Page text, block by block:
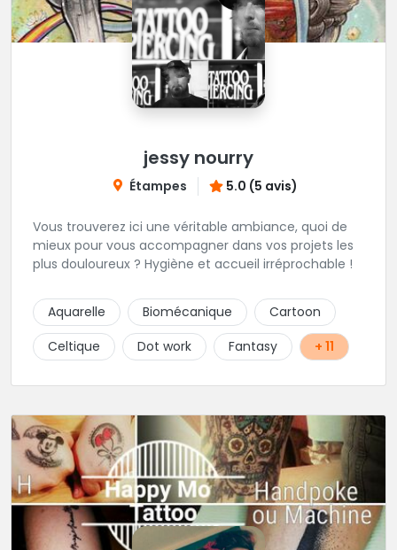
jessy nourry
Étampes 5.0 (5 avis)
Vous trouverez ici une véritable ambiance, quoi de
mieux pour vous accompagner dans vos projets les
plus douloureux ? Hygiène et accueil irréprochable !
Aquarelle Biomécanique
Cartoon
Celtique
Dot work Fantasy + 11